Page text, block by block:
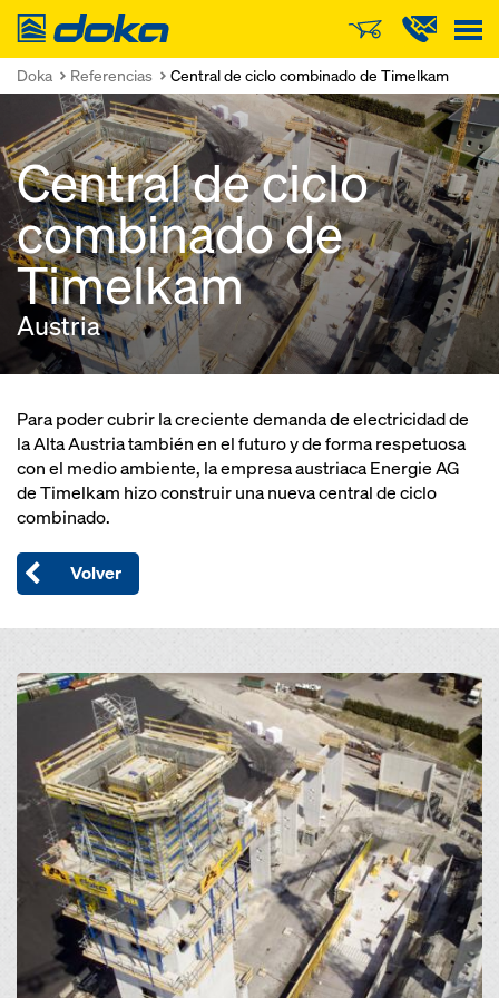
Doka
Doka Referencias Central de ciclo combinado de Timelkam
Central de ciclo
combinado de
Timelkam
Austria
Para poder cubrir la creciente demanda de electricidad de
la Alta Austria también en el futuro y de forma respetuosa
con el medio ambiente, la empresa austriaca Energie AG
de Timelkam hizo construir una nueva central de ciclo
combinado.
Volver
Open